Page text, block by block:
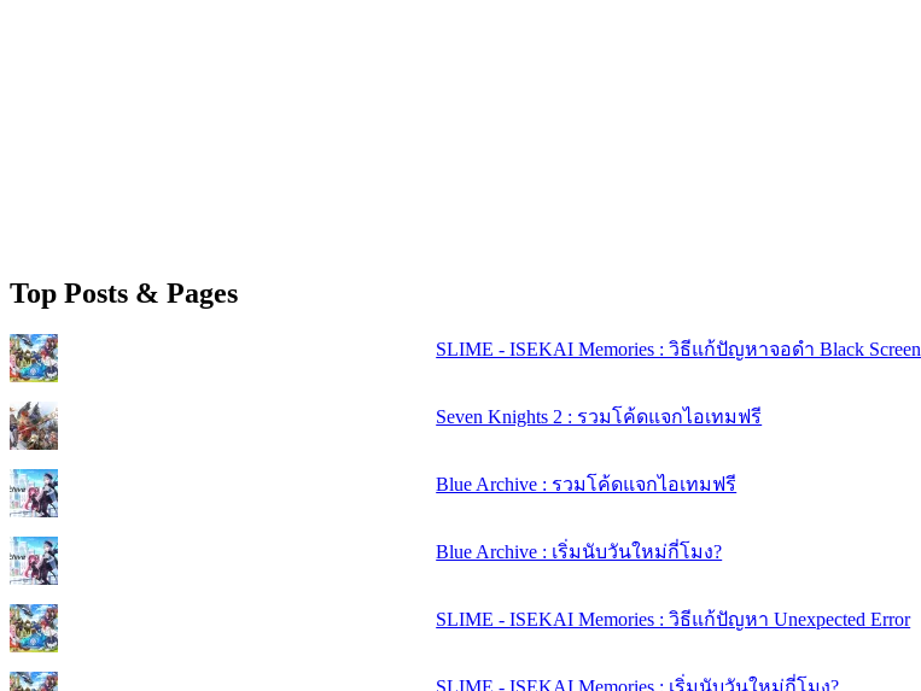
Top Posts & Pages
SLIME - ISEKAI Memories : วิธีแก้ปัญหาจอดำ Black Screen
Seven Knights 2 : รวมโค้ดแจกไอเทมฟรี
Blue Archive : รวมโค้ดแจกไอเทมฟรี
Blue Archive : เริ่มนับวันใหม่กี่โมง?
SLIME - ISEKAI Memories : วิธีแก้ปัญหา Unexpected Error